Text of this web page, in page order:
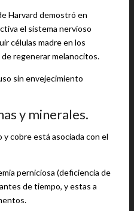
Harvard demostró en
el sistema nervioso
células madre en los
regenerar melanocitos.
sin envejecimiento
y minerales.
y cobre está asociada con el
perniciosa (deficiencia de
de tiempo, y estas a